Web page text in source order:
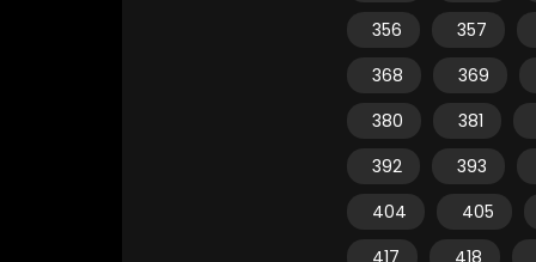
356
357
368
369
380
381
392
393
404
405